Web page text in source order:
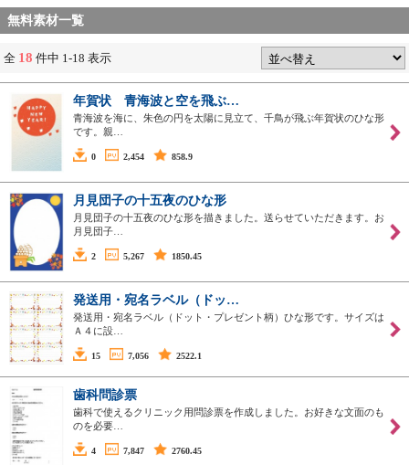
無料素材一覧
全 18 件中 1-18 表示
年賀状 青海波と空を飛ぶ…
青海波を海に、朱色の円を太陽に見立て、千鳥が飛ぶ年賀状のひな形
です。親…
0 2,454 858.9
月見団子の十五夜のひな形
月見団子の十五夜のひな形を描きました。送らせていただきます。お
月見団子…
2 5,267 1850.45
発送用・宛名ラベル（ドッ…
発送用・宛名ラベル（ドット・プレゼント柄）ひな形です。サイズは
Ａ４に設…
15 7,056 2522.1
歯科問診票
歯科で使えるクリニック用問診票を作成しました。お好きな文面のも
のを必要…
4 7,847 2760.45